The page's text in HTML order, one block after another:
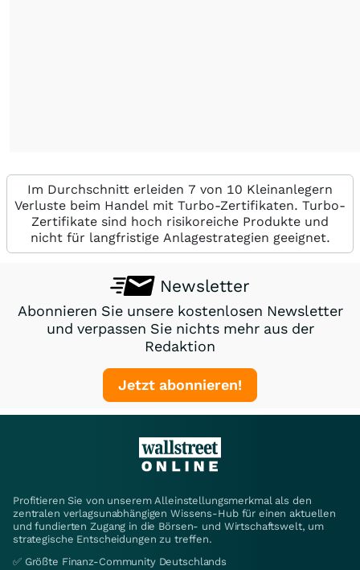
Im Durchschnitt erleiden 7 von 10 Kleinanlegern
Verluste beim Handel mit Turbo-Zertifikaten. Turbo-
Zertifikate sind hoch risikoreiche Produkte und
nicht für langfristige Anlagestrategien geeignet.
Newsletter
Abonnieren Sie unsere kostenlosen Newsletter
und verpassen Sie nichts mehr aus der
Redaktion
Jetzt abonnieren!
Profitieren Sie von unserem Alleinstellungsmerkmal als den
zentralen verlagsunabhängigen Wissens-Hub für einen aktuellen
und fundierten Zugang in die Börsen- und Wirtschaftswelt, um
strategische Entscheidungen zu treffen.
✅ Größte Finanz-Community Deutschlands